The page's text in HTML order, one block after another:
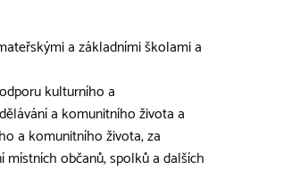
a základními školami a
kulturního a
a komunitního života a
a komunitního života, za
občanů, spolků a dalších